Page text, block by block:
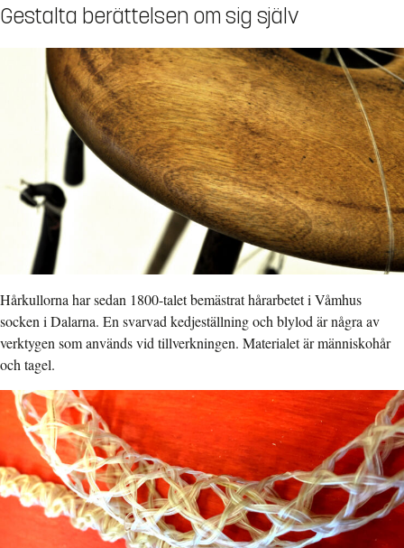
Gestalta berättelsen om sig själv
Hårkullorna har sedan 1800-talet bemästrat hårarbetet i Våmhus
socken i Dalarna. En svarvad kedjeställning och blylod är några av
verktygen som används vid tillverkningen. Materialet är människohår
och tagel.